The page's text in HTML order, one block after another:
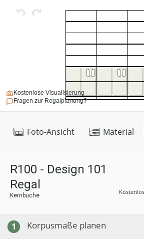
Foto-Ansicht Material
Kostenlose Visualisierung
Fragen zur Regalplanung?
R100 - Design 101
Regal
Kernbuche
1 Korpusmaße planen